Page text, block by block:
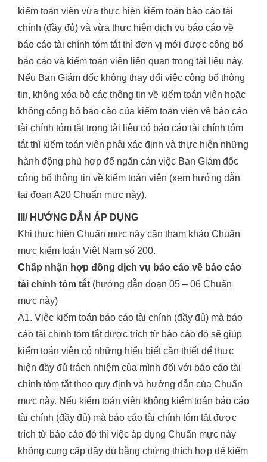
kiểm toán viên vừa thực hiện kiểm toán báo cáo tài
chính (đầy đủ) và vừa thực hiện dịch vụ báo cáo về
báo cáo tài chính tóm tắt thì đơn vị mới được công bố
báo cáo và kiểm toán viên liên quan trong tài liệu này.
Nếu Ban Giám đốc không thay đổi việc công bố thông
tin, không xóa bỏ các thông tin về kiểm toán viên hoặc
không công bố báo cáo của kiểm toán viên về báo cáo
tài chính tóm tắt trong tài liệu có báo cáo tài chính tóm
tắt thì kiểm toán viên phải xác định và thực hiện những
hành động phù hợp để ngăn cản việc Ban Giám đốc
công bố thông tin về kiểm toán viên (xem hướng dẫn
tại đoạn A20 Chuẩn mực này).
III/ HƯỚNG DẪN ÁP DỤNG
Khi thực hiện Chuẩn mực này cần tham khảo Chuẩn
mực kiểm toán Việt Nam số 200.
Chấp nhận hợp đồng dịch vụ báo cáo về báo cáo
tài chính tóm tắt (hướng dẫn đoạn 05 – 06 Chuẩn
mực này)
A1. Việc kiểm toán báo cáo tài chính (đầy đủ) mà báo
cáo tài chính tóm tắt được trích từ báo cáo đó sẽ giúp
kiểm toán viên có những hiểu biết cần thiết để thực
hiện đầy đủ trách nhiệm của mình đối với báo cáo tài
chính tóm tắt theo quy định và hướng dẫn của Chuẩn
mực này. Nếu kiểm toán viên không kiểm toán báo cáo
tài chính (đầy đủ) mà báo cáo tài chính tóm tắt được
trích từ báo cáo đó thì việc áp dụng Chuẩn mực này
không cung cấp đầy đủ bằng chứng thích hợp để kiểm